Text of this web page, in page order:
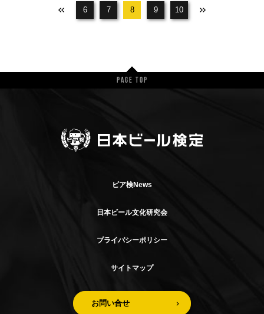
6 7 8 9 10
Page Top
ビア検News
日本ビール文化研究会
プライバシーポリシー
サイトマップ
お問い合せ